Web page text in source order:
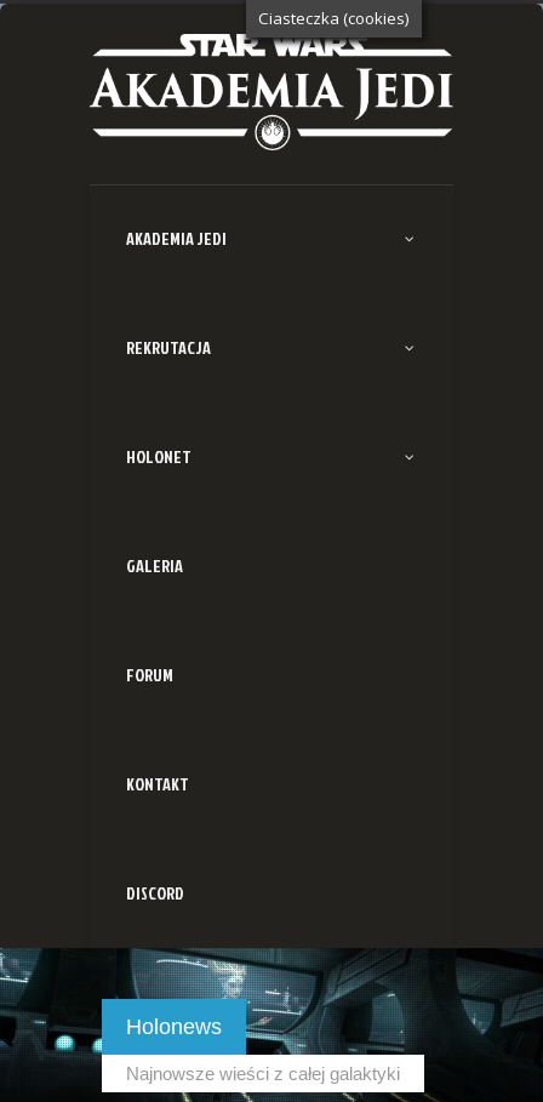
AKADEMIA JEDI
REKRUTACJA
HOLONET
GALERIA
FORUM
KONTAKT
DISCORD
Holonews
Najnowsze wieści z całej galaktyki
Ciasteczka (cookies)